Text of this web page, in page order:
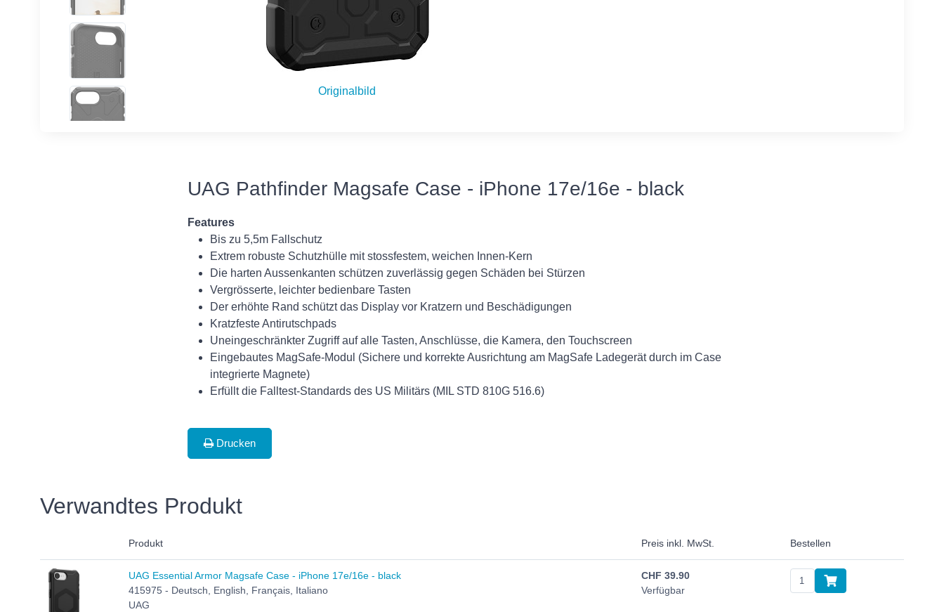
Originalbild
UAG Pathfinder Magsafe Case - iPhone 17e/16e - black
Features
Bis zu 5,5m Fallschutz
Extrem robuste Schutzhülle mit stossfestem, weichen Innen-Kern
Die harten Aussenkanten schützen zuverlässig gegen Schäden bei Stürzen
Vergrösserte, leichter bedienbare Tasten
Der erhöhte Rand schützt das Display vor Kratzern und Beschädigungen
Kratzfeste Antirutschpads
Uneingeschränkter Zugriff auf alle Tasten, Anschlüsse, die Kamera, den Touchscreen
Eingebautes MagSafe-Modul (Sichere und korrekte Ausrichtung am MagSafe Ladegerät durch im Case
integrierte Magnete)
Erfüllt die Falltest-Standards des US Militärs (MIL STD 810G 516.6)
Drucken
Verwandtes Produkt
Produkt Preis inkl. MwSt. Bestellen
UAG Essential Armor Magsafe Case - iPhone 17e/16e - black
415975 - Deutsch, English, Français, Italiano
UAG
CHF 39.90
Verfügbar